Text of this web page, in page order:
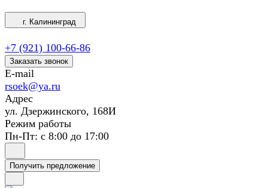
г. Калининград
+7 (921) 100-66-86
Заказать звонок
E-mail
rsoek@ya.ru
Адрес
ул. Дзержинского, 168И
Режим работы
Пн-Пт: с 8:00 до 17:00
Получить предложение